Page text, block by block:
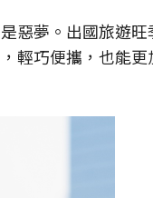
惡夢。出國旅遊
輕巧便攜，也能